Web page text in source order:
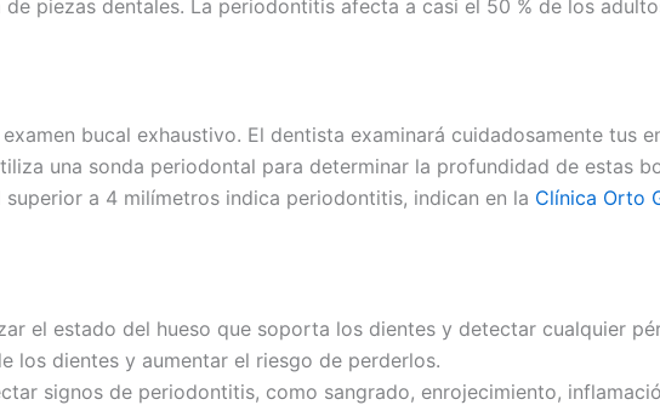
piezas dentales. La periodontitis afecta a casi el 50 % de los
bucal exhaustivo. El dentista examinará cuidadosamente tus
una sonda periodontal para determinar la profundidad de estas
a 4 milímetros indica periodontitis, indican en la Clínica Orto
el estado del hueso que soporta los dientes y detectar cualquier
los dientes y aumentar el riesgo de perderlos.
signos de periodontitis, como sangrado, enrojecimiento,